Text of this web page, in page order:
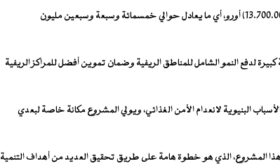
ويبلغ الغلاف المالي لهذا التمويل ثلاثة عشر مليون وسبعمائة ألف (13.700.000) أورو، أي ما يعادل حوالي خمسمائة وسبعة وسبعين مليون
لدفع النمو الشامل للمناطق الريفية وضمان تموين أفضل للمراكز الريفية
البنيوية لانعدام الأمن الغذائي، ويولي المشروع مكانة خاصة لبعدي
أن هذا المشروع، الذي هو خطوة هامة على طريق تحقيق العديد من أهداف التنمية